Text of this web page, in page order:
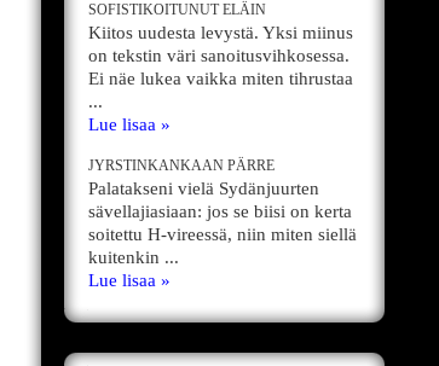
SOFISTIKOITUNUT ELÄIN
Kiitos uudesta levystä. Yksi miinus
on tekstin väri sanoitusvihkosessa.
Ei näe lukea vaikka miten tihrustaa
...
Lue lisaa »
JYRSTINKANKAAN PÄRRE
Palatakseni vielä Sydänjuurten
sävellajiasiaan: jos se biisi on kerta
soitettu H-vireessä, niin miten siellä
kuitenkin ...
Lue lisaa »